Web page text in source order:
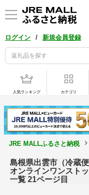
ログイン / 新規会員登録
人気ランキング カテゴリ
JRE MALLふるさと納税
島根県出雲市（冷蔵
オンラインワンスト
一覧 21ページ目